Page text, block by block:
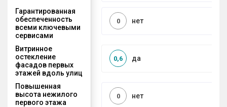
Гарантированная
обеспеченность
всеми ключевыми
сервисами
нет
0
Витринное
остекление
фасадов первых
этажей вдоль улиц
да
0,6
Повышенная
высота нежилого
первого этажа
нет
0